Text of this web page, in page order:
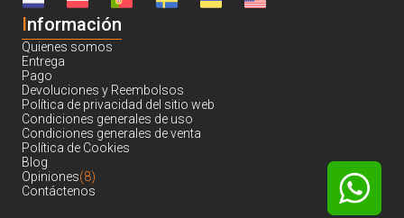
Información
Quienes somos
Entrega
Pago
Devoluciones y Reembolsos
Política de privacidad del sitio web
Condiciones generales de uso
Condiciones generales de venta
Política de Cookies
Blog
Opiniones(8)
Contáctenos